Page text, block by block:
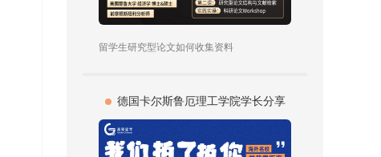
留学生研究型论文如何收集资料
德国卡尔斯鲁厄理工学院学长分享